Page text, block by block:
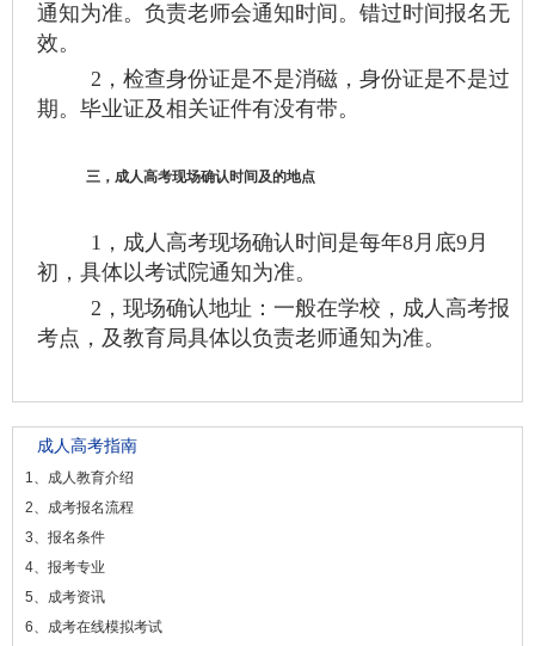
通知为准。负责老师会通知时间。错过时间报名无
效。
2，检查身份证是不是消磁，身份证是不是过
期。毕业证及相关证件有没有带。
三，成人高考现场确认时间及的地点
1，成人高考现场确认时间是每年8月底9月
初，具体以考试院通知为准。
2，现场确认地址：一般在学校，成人高考报
考点，及教育局具体以负责老师通知为准。
成人高考指南
1、成人教育介绍
2、成考报名流程
3、报名条件
4、报考专业
5、成考资讯
6、成考在线模拟考试